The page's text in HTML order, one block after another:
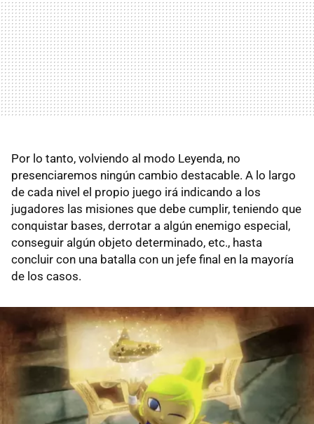
Por lo tanto, volviendo al modo Leyenda, no
presenciaremos ningún cambio destacable. A lo largo
de cada nivel el propio juego irá indicando a los
jugadores las misiones que debe cumplir, teniendo que
conquistar bases, derrotar a algún enemigo especial,
conseguir algún objeto determinado, etc., hasta
concluir con una batalla con un jefe final en la mayoría
de los casos.